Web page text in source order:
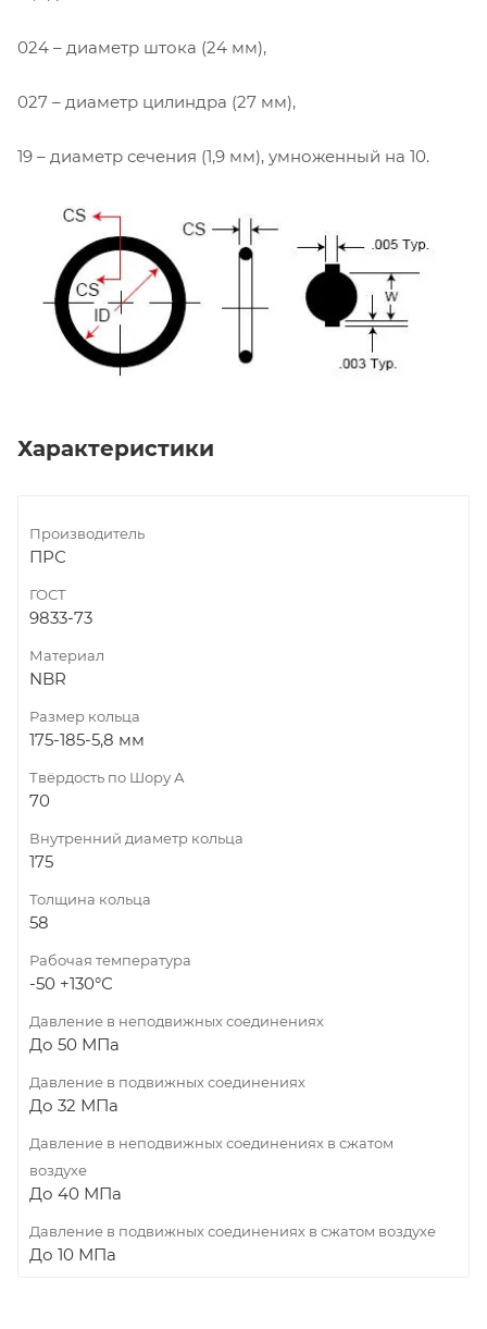
024 – диаметр штока (24 мм),
027 – диаметр цилиндра (27 мм),
19 – диаметр сечения (1,9 мм), умноженный на 10.
Характеристики
Производитель
ПРС
ГОСТ
9833-73
Материал
NBR
Размер кольца
175-185-5,8 мм
Твёрдость по Шору А
70
Внутренний диаметр кольца
175
Толщина кольца
58
Рабочая температура
-50 +130°С
Давление в неподвижных соединениях
До 50 МПа
Давление в подвижных соединениях
До 32 МПа
Давление в неподвижных соединениях в сжатом
воздухе
До 40 МПа
Давление в подвижных соединениях в сжатом воздухе
До 10 МПа